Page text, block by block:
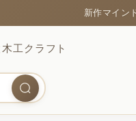
新作マイン
工クラフト